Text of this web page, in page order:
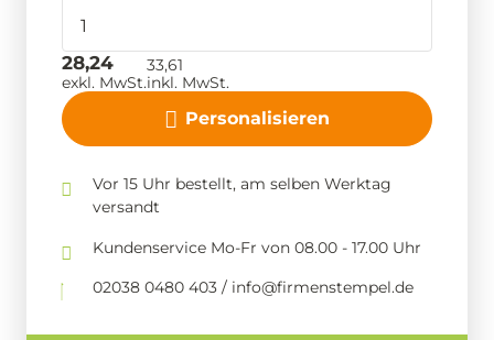
Personalisieren
28,24
exkl. MwSt.
33,61
inkl. MwSt.
Vor 15 Uhr bestellt, am selben Werktag
versandt
Kundenservice Mo-Fr von 08.00 - 17.00 Uhr
02038 0480 403 / info@firmenstempel.de